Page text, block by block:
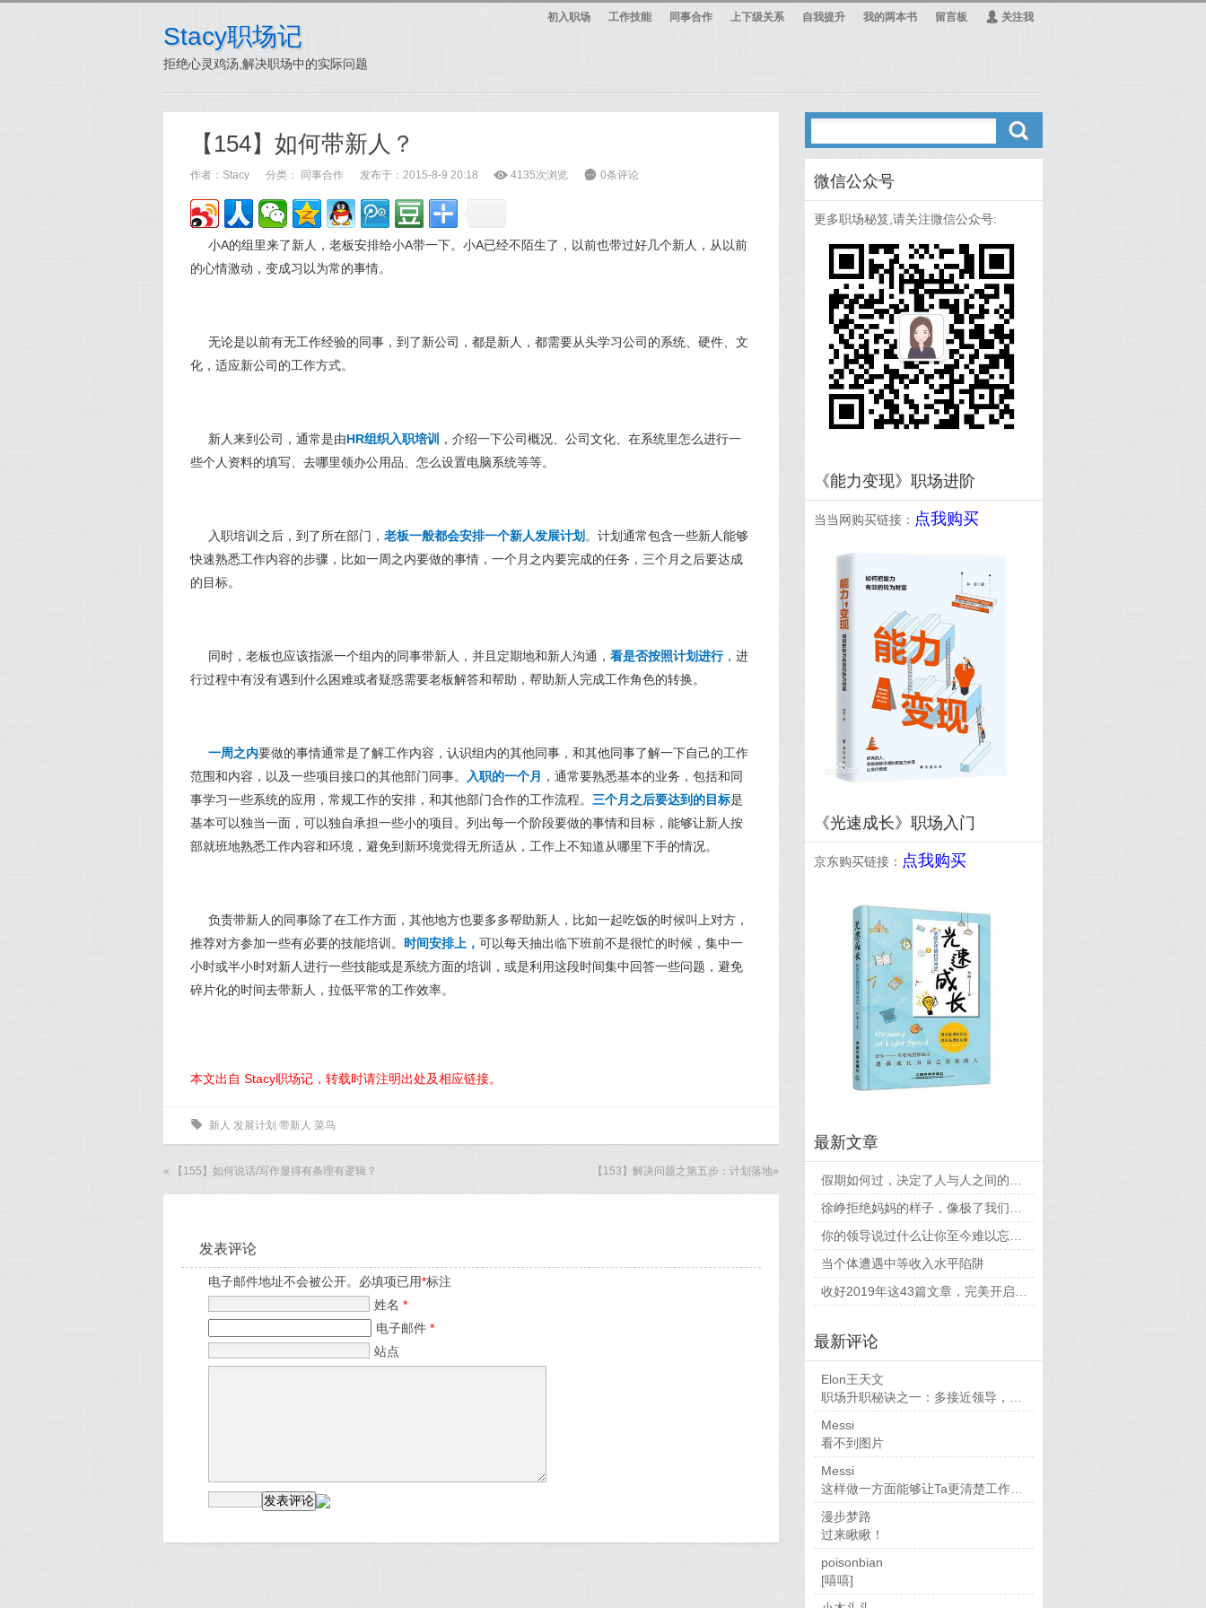
Stacy职场记
拒绝心灵鸡汤,解决职场中的实际问题
初入职场 工作技能 同事合作 上下级关系 自我提升 我的两本书 留言板 Ą 关注我
【154】如何带新人？
作者： Stacy 分类： 同事合作 发布于：2015-8-9 20:18 ė 4135次浏览 6 0条评论
小A的组里来了新人，老板安排给小A带一下。小A已经不陌生了，以前也带过好几个新人，从以前
的心情激动，变成习以为常的事情。
无论是以前有无工作经验的同事，到了新公司，都是新人，都需要从头学习公司的系统、硬件、文
化，适应新公司的工作方式。
新人来到公司，通常是由HR组织入职培训
，介绍一下公司概况、公司文化、在系统里怎么进行一
些个人资料的填写、去哪里领办公用品、怎么设置电脑系统等等。
入职培训之后，到了所在部门， 老板一般都会安排一个新人发展计划 。计划通常包含一些新人能够
快速熟悉工作内容的步骤，比如一周之内要做的事情，一个月之内要完成的任务，三个月之后要达成
的目标。
同时，老板也应该指派一个组内的同事带新人，并且定期地和新人沟通， 看是否按照计划进行，进
行过程中有没有遇到什么困难或者疑惑需要老板解答和帮助，帮助新人完成工作角色的转换。
一周之内要做的事情通常是了解工作内容，认识组内的其他同事，和其他同事了解一下自己的工作
范围和内容，以及一些项目接口的其他部门同事。
入职的一个月
，通常要熟悉基本的业务，包括和同
事学习一些系统的应用，常规工作的安排，和其他部门合作的工作流程。 三个月之后要达到的目标是
基本可以独当一面，可以独自承担一些小的项目。列出每一个阶段要做的事情和目标，能够让新人按
部就班地熟悉工作内容和环境，避免到新环境觉得无所适从，工作上不知道从哪里下手的情况。
负责带新人的同事除了在工作方面，其他地方也要多多帮助新人，比如一起吃饭的时候叫上对方，
推荐对方参加一些有必要的技能培训。 时间安排上， 可以每天抽出临下班前不是很忙的时候，集中一
小时或半小时对新人进行一些技能或是系统方面的培训，或是利用这段时间集中回答一些问题，避免
碎片化的时间去带新人，拉低平常的工作效率。
本文出自 Stacy职场记，转载时请注明出处及相应链接。
0 新人 发展计划 带新人 菜鸟
« 【155】如何说话/写作显得有条理有逻辑？ 【153】解决问题之第五步：计划落地»
发表评论
电子邮件地址不会被公开。必填项已用*标注
姓名 *
电子邮件 *
站点
ő
微信公众号
更多职场秘笈,请关注微信公众号:
《能力变现》职场进阶
当当网购买链接： 点我购买
《光速成长》职场入门
京东购买链接： 点我购买
最新文章
当个体遭遇中等收入水平陷阱
最新评论
Elon王天文
职场升职秘诀之一：多接近领导，当然，多做...
Messi
看不到图片
Messi
这样做一方面能够让Ta更清楚工作要求，也...
漫步梦路
过来瞅瞅！
poisonbian
[嘻嘻]